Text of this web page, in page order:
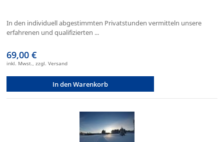
In den individuell abgestimmten Privatstunden vermitteln unsere
erfahrenen und qualifizierten ...
69,00 €
inkl. Mwst., zzgl. Versand
In den Warenkorb